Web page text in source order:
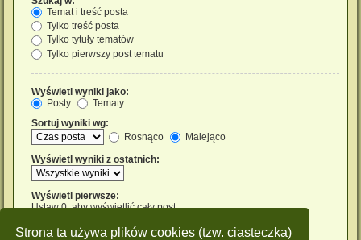
Strona ta używa plików cookies (tzw. ciasteczka)
Temat i treść posta
Tylko treść posta
Tylko tytuły tematów
Tylko pierwszy post tematu
Wyświetl wyniki jako:
Posty
Tematy
Sortuj wyniki wg:
Rosnąco
Malejąco
Wyświetl wyniki z ostatnich:
Wyświetl pierwsze:
Ustaw 0, aby wyświetlić cały post.